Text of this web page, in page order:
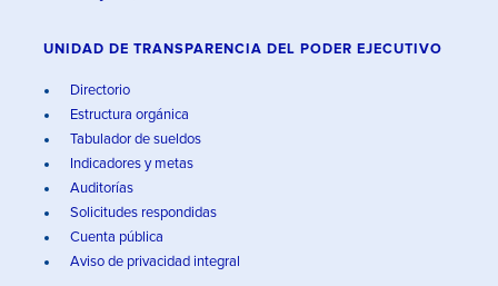
UNIDAD DE TRANSPARENCIA DEL PODER EJECUTIVO
Directorio
Estructura orgánica
Tabulador de sueldos
Indicadores y metas
Auditorías
Solicitudes respondidas
Cuenta pública
Aviso de privacidad integral